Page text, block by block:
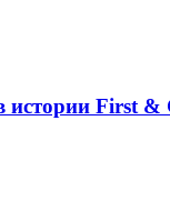
истории First &